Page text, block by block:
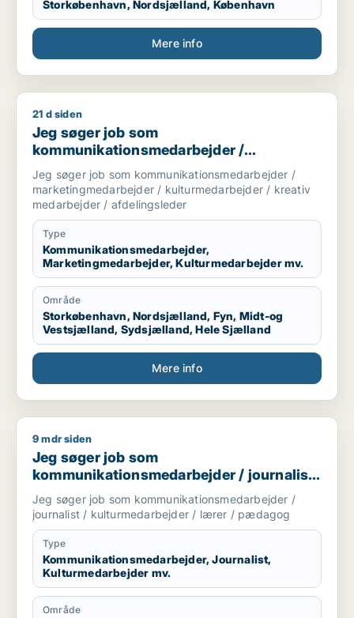
Storkøbenhavn, Nordsjælland, København
Mere info
Jeg søger job som kommunikationsmedarbejder /
21 d siden
Jeg søger job som
kommunikationsmedarbejder /
marketingmedarbejder /
kulturmedarbejder / kreativ medarbejder /
afdelingsleder
Jeg søger job som kommunikationsmedarbejder /
marketingmedarbejder / kulturmedarbejder / kreativ
medarbejder / afdelingsleder
Type
Kommunikationsmedarbejder,
Marketingmedarbejder, Kulturmedarbejder mv.
Område
Storkøbenhavn, Nordsjælland, Fyn, Midt-og
Vestsjælland, Sydsjælland, Hele Sjælland
Mere info
Jeg søger job som kommunikationsmedarbejder /
9 mdr siden
Jeg søger job som
kommunikationsmedarbejder / journalist
/ kulturmedarbejder / lærer / pædagog
Jeg søger job som kommunikationsmedarbejder /
journalist / kulturmedarbejder / lærer / pædagog
Type
Kommunikationsmedarbejder, Journalist,
Kulturmedarbejder mv.
Område